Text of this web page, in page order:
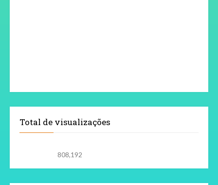
Total de visualizações
808,192